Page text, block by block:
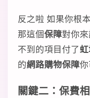
反之啦 如果你根
那這個保障對你
不到的項目付了
的網路購物保障
關鍵二：保費